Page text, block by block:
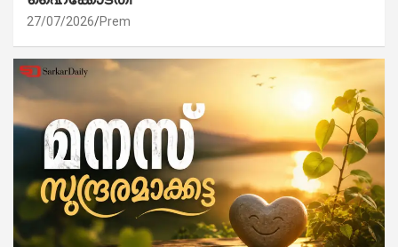
27/07/2026 Prem